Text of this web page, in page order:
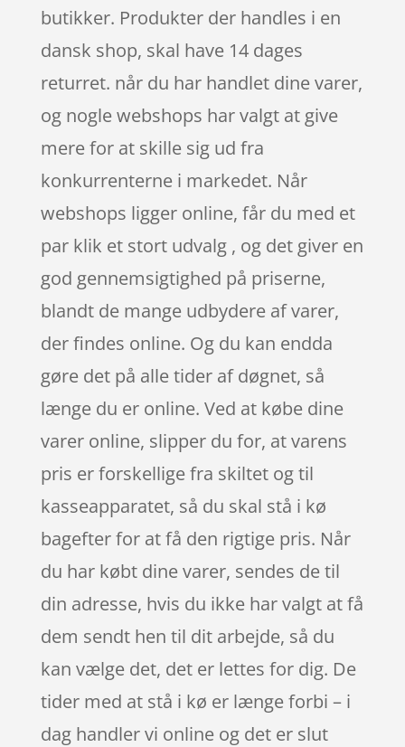
butikker. Produkter der handles i en
dansk shop, skal have 14 dages
returret. når du har handlet dine varer,
og nogle webshops har valgt at give
mere for at skille sig ud fra
konkurrenterne i markedet. Når
webshops ligger online, får du med et
par klik et stort udvalg , og det giver en
god gennemsigtighed på priserne,
blandt de mange udbydere af varer,
der findes online. Og du kan endda
gøre det på alle tider af døgnet, så
længe du er online. Ved at købe dine
varer online, slipper du for, at varens
pris er forskellige fra skiltet og til
kasseapparatet, så du skal stå i kø
bagefter for at få den rigtige pris. Når
du har købt dine varer, sendes de til
din adresse, hvis du ikke har valgt at få
dem sendt hen til dit arbejde, så du
kan vælge det, det er lettes for dig. De
tider med at stå i kø er længe forbi – i
dag handler vi online og det er slut